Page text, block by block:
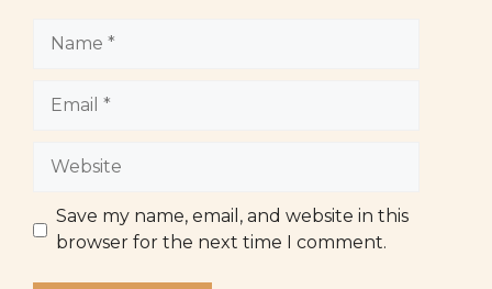
Website
Save my name, email, and website in this
browser for the next time I comment.